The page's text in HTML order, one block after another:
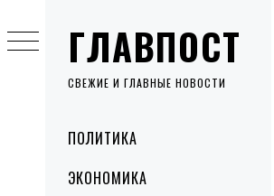
ГЛАВПОСТ
СВЕЖИЕ И ГЛАВНЫЕ НОВОСТИ
MenuПОЛИТИКА
ЭКОНОМИКА
to
content